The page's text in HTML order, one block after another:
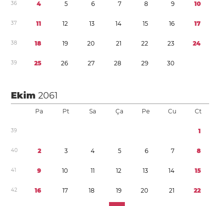
36 4 5 6 7 8 9 10
37 11 12 13 14 15 16 17
38 18 19 20 21 22 23 24
39 25 26 27 28 29 30
Ekim2061
Pa Pt Sa Ça Pe Cu Ct
39 1
40 2 3 4 5 6 7 8
41 9 10 11 12 13 14 15
42 16 17 18 19 20 21 22